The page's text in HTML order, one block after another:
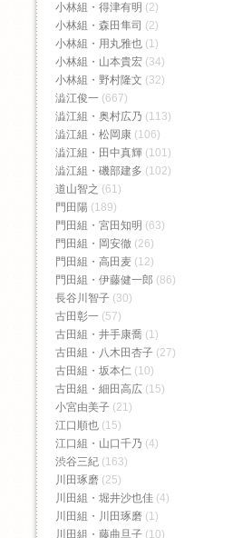
小林組・得津有明 (2)
小林組・森田隼司 (2)
小林組・用丸雅也 (1)
小林組・山本貴宏 (34)
小林組・野村隆文 (32)
澁江俊一 (667)
澁江組・奥村広乃 (113)
澁江組・松岡康 (106)
澁江組・田中真輝 (101)
澁江組・磯部建多 (102)
道山智之 (61)
門田陽 (189)
門田組・宮田知明 (63)
門田組・岡安徹 (26)
門田組・高田麦 (12)
門田組・伊藤健一郎 (86)
長谷川智子 (30)
古田彰一 (57)
古田組・井手康喬 (1)
古田組・八木田杏子 (27)
古田組・坂本仁 (10)
古田組・細田高広 (15)
小宮由美子 (21)
江口順也 (15)
江口組・山口千乃 (4)
渋谷三紀 (163)
川田琢磨 (25)
川田組・堀井沙也佳 (4)
川田組・川田琢磨 (1)
川田組・藤曲旦子 (10)